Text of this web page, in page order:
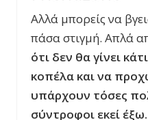
Αλλά μπορείς να
πάσα στιγμή. Απλά
ότι δεν θα γίνει
κοπέλα και να
υπάρχουν τόσες
σύντροφοι εκεί έξω.